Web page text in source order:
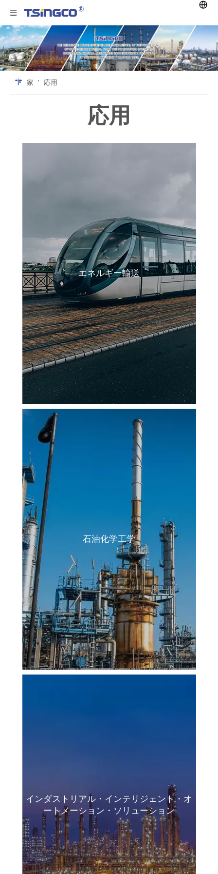
家 ' 応用
応用
エネルギー輸送
石油化学工学
インダストリアル・インテリジェント・オ
ートメーション・ソリューション